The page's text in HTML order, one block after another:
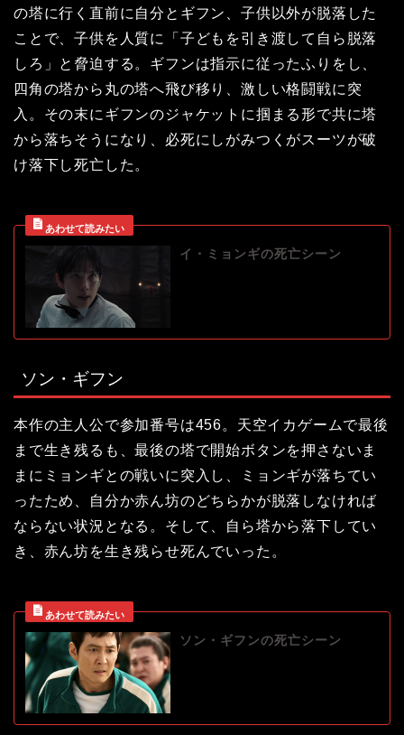
の塔に行く直前に自分とギフン、子供以外が脱落した
ことで、子供を人質に「子どもを引き渡して自ら脱落
しろ」と脅迫する。ギフンは指示に従ったふりをし、
四角の塔から丸の塔へ飛び移り、激しい格闘戦に突
入。その末にギフンのジャケットに掴まる形で共に塔
から落ちそうになり、必死にしがみつくがスーツが破
け落下し死亡した。
イ・ミョンギの死亡シーン
ソン・ギフン
本作の主人公で参加番号は456。天空イカゲームで最後
まで生き残るも、最後の塔で開始ボタンを押さないま
まにミョンギとの戦いに突入し、ミョンギが落ちてい
ったため、自分か赤ん坊のどちらかが脱落しなければ
ならない状況となる。そして、自ら塔から落下してい
き、赤ん坊を生き残らせ死んでいった。
ソン・ギフンの死亡シーン